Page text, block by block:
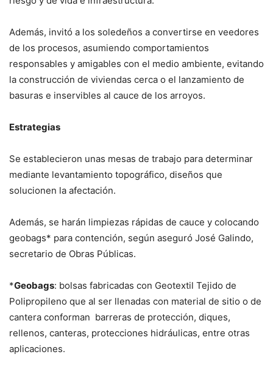
Además, invitó a los soledeños a convertirse en veedores
de los procesos, asumiendo comportamientos
responsables y amigables con el medio ambiente, evitando
la construcción de viviendas cerca o el lanzamiento de
basuras e inservibles al cauce de los arroyos.
Estrategias
Se establecieron unas mesas de trabajo para determinar
mediante levantamiento topográfico, diseños que
solucionen la afectación.
Además, se harán limpiezas rápidas de cauce y colocando
geobags* para contención, según aseguró José Galindo,
secretario de Obras Públicas.
*Geobags: bolsas fabricadas con Geotextil Tejido de
Polipropileno que al ser llenadas con material de sitio o de
cantera conforman barreras de protección, diques,
rellenos, canteras, protecciones hidráulicas, entre otras
aplicaciones.